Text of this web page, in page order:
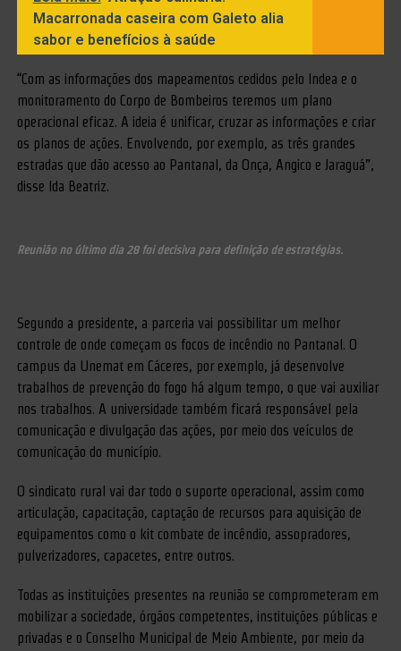
Macarronada caseira com Galeto alia
sabor e benefícios à saúde
“Com as informações dos mapeamentos cedidos pelo Indea e o
monitoramento do Corpo de Bombeiros teremos um plano
operacional eficaz. A ideia é unificar, cruzar as informações e criar
os planos de ações. Envolvendo, por exemplo, as três grandes
estradas que dão acesso ao Pantanal, da Onça, Angico e Jaraguá”,
disse Ida Beatriz.
Reunião no último dia 28 foi decisiva para definição de estratégias.
Segundo a presidente, a parceria vai possibilitar um melhor
controle de onde começam os focos de incêndio no Pantanal. O
campus da Unemat em Cáceres, por exemplo, já desenvolve
trabalhos de prevenção do fogo há algum tempo, o que vai auxiliar
nos trabalhos. A universidade também ficará responsável pela
comunicação e divulgação das ações, por meio dos veículos de
comunicação do município.
O sindicato rural vai dar todo o suporte operacional, assim como
articulação, capacitação, captação de recursos para aquisição de
equipamentos como o kit combate de incêndio, assopradores,
pulverizadores, capacetes, entre outros.
Todas as instituições presentes na reunião se comprometeram em
mobilizar a sociedade, órgãos competentes, instituições públicas e
privadas e o Conselho Municipal de Meio Ambiente, por meio da